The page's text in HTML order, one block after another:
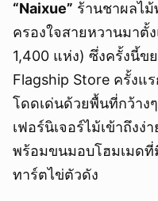
“Naixue” ร้านชาผลไ
ครองใจสายหวานมาตั้
1,400 แห่ง) ซึ่งครั้งนี้ข
Flagship Store ครั้งแ
โดดเด่นด้วยพื้นที่กว้าง
เฟอร์นิเจอร์ไม้เข้าถึงง่
พร้อมขนมอบโฮมเมดที่
ทาร์ตไข่ตัวดัง